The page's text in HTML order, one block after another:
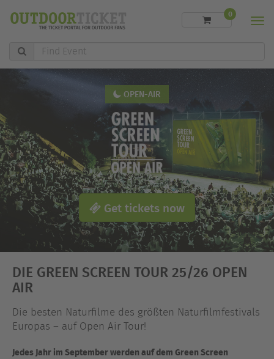
Find
0
OPEN-AIR
Get tickets now
DIE GREEN SCREEN TOUR 25/26 OPEN
AIR
Die besten Naturfilme des größten Naturfilmfestivals
Europas – auf Open Air Tour!
Jedes Jahr im September werden auf dem Green Screen